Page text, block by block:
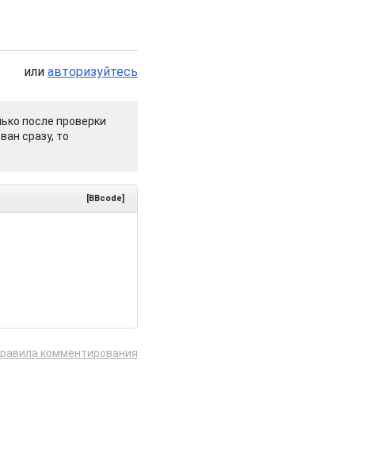
или авторизуйтесь
после проверки
сразу, то
[BBcode]
комментирования